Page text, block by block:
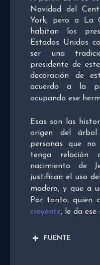
Navidad del
York, pero a La
habitan los
Estados Unidos
ser una
presidente de
decoración de
acuerdo a la
ocupando ese
Esas son las
origen del
personas que no
tenga relación
nacimiento de
justifican el uso
madero, y que a
Por tanto, quien
creyente, le da
FUENTE